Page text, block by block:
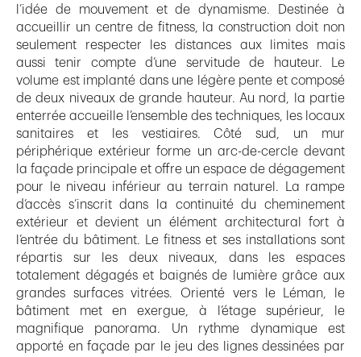
l’idée de mouvement et de dynamisme. Destinée à
accueillir un centre de fitness, la construction doit non
seulement respecter les distances aux limites mais
aussi tenir compte d’une servitude de hauteur. Le
volume est implanté dans une légère pente et composé
de deux niveaux de grande hauteur. Au nord, la partie
enterrée accueille l’ensemble des techniques, les locaux
sanitaires et les vestiaires. Côté sud, un mur
périphérique extérieur forme un arc-de-cercle devant
la façade principale et offre un espace de dégagement
pour le niveau inférieur au terrain naturel. La rampe
d’accès s’inscrit dans la continuité du cheminement
extérieur et devient un élément architectural fort à
l’entrée du bâtiment. Le fitness et ses installations sont
répartis sur les deux niveaux, dans les espaces
totalement dégagés et baignés de lumière grâce aux
grandes surfaces vitrées. Orienté vers le Léman, le
bâtiment met en exergue, à l’étage supérieur, le
magnifique panorama. Un rythme dynamique est
apporté en façade par le jeu des lignes dessinées par